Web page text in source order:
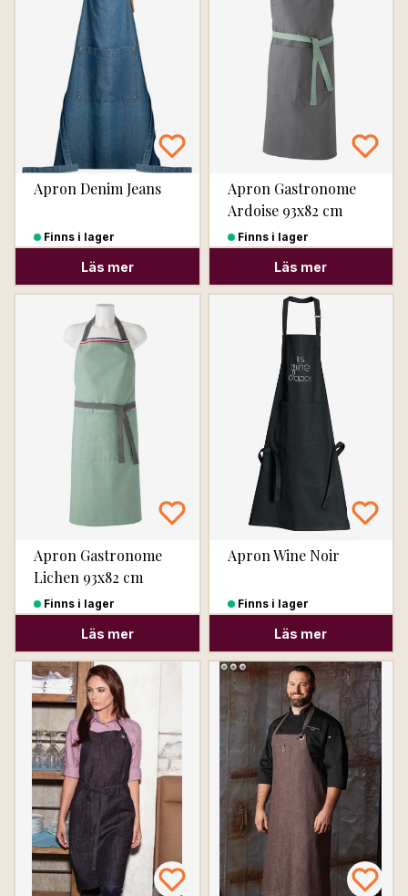
Apron Denim Jeans
Finns i lager
Läs mer
Apron Gastronome
Ardoise 93x82 cm
Finns i lager
Läs mer
Apron Gastronome
Lichen 93x82 cm
Finns i lager
Läs mer
Apron Wine Noir
Finns i lager
Läs mer